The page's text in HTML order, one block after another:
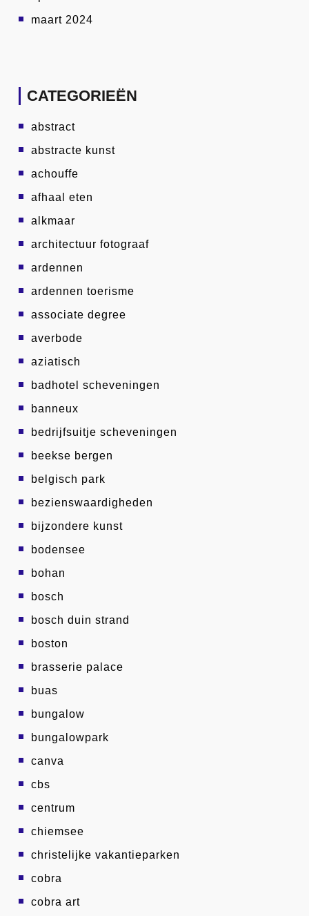
maart 2024
CATEGORIEËN
abstract
abstracte kunst
achouffe
afhaal eten
alkmaar
architectuur fotograaf
ardennen
ardennen toerisme
associate degree
averbode
aziatisch
badhotel scheveningen
banneux
bedrijfsuitje scheveningen
beekse bergen
belgisch park
bezienswaardigheden
bijzondere kunst
bodensee
bohan
bosch
bosch duin strand
boston
brasserie palace
buas
bungalow
bungalowpark
canva
cbs
centrum
chiemsee
christelijke vakantieparken
cobra
cobra art